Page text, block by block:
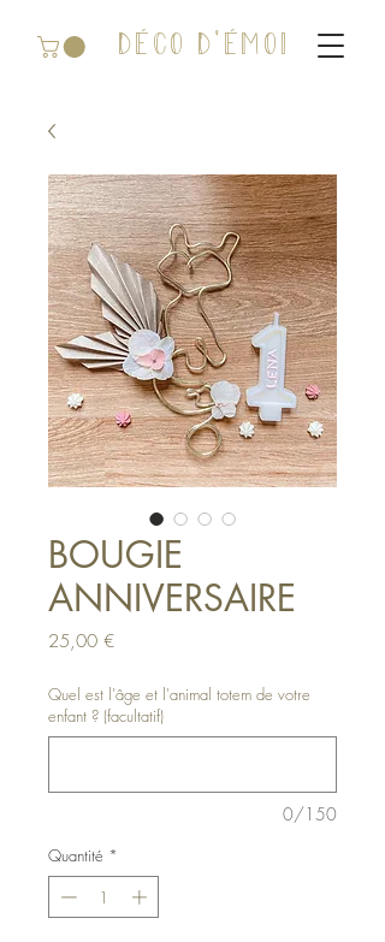
DÉCO D'ÉMOI
BOUGIE
ANNIVERSAIRE
25,00 €Prix
Quel est l'âge et l'animal totem de votre
enfant ? (facultatif)
0/150
Quantité *